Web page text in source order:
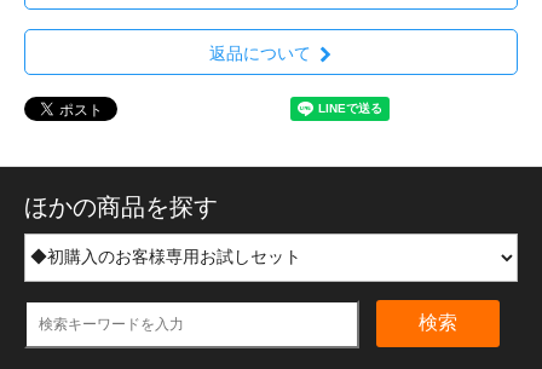
返品について
ほかの商品を探す
検索